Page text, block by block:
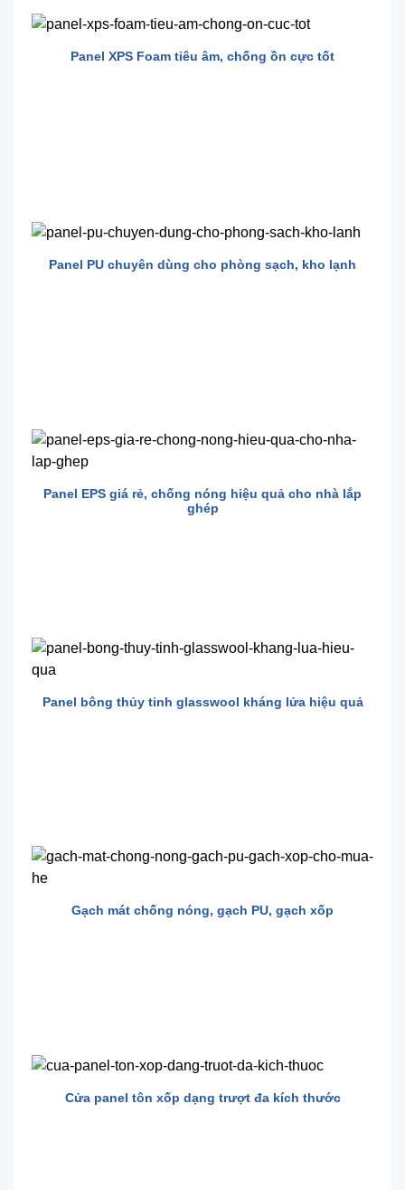
Panel XPS Foam tiêu âm, chống ồn cực tốt
Panel PU chuyên dùng cho phòng sạch, kho lạnh
Panel EPS giá rẻ, chống nóng hiệu quả cho nhà lắp
ghép
Panel bông thủy tinh glasswool kháng lửa hiệu quả
Gạch mát chống nóng, gạch PU, gạch xốp
Cửa panel tôn xốp dạng trượt đa kích thước